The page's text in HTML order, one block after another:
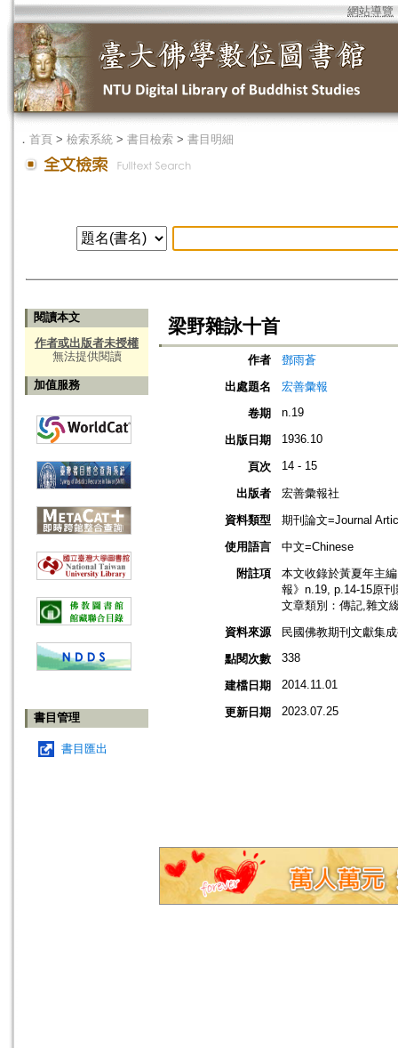
網站導覽
． 首頁 > 檢索系統 > 書目檢索 > 書目明細
閱讀本文
作者或出版者未授權
無法提供閱讀
加值服務
書目管理
書目匯出
梁野雜詠十首
作者
鄧雨蒼
出處題名
宏善彙報
卷期
n.19
出版日期 1936.10
頁次 14 - 15
出版者
宏善彙報社
資料類型
期刊論文=Journal
使用語言
中文=Chinese
附註項
本文收錄於黃夏年主
報》n.19, p.14-15原
文章類別：傳記,雜文
資料來源
民國佛教期刊文獻集
點閱次數
338
建檔日期 2014.11.01
更新日期 2023.07.25